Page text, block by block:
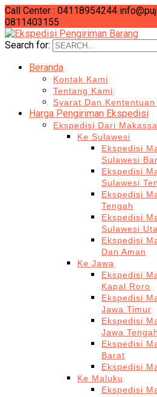
Call Center : 04118954244
0811403155
Search for:
Beranda
Kontak Kami
Tentang Kami
Syarat Dan
Harga Pengiriman Ekspedisi
Ekspedisi Dari
Ke Sulawesi
Ekspedisi
Sulawesi
Ekspedisi
Sulawesi
Ekspedisi
Tengah
Ekspedisi
Sulawesi
Ekspedisi
Dan Aman
Ke Jawa
Ekspedisi
Kapal Roro
Ekspedisi
Jawa Timur
Ekspedisi
Jawa Tengah
Ekspedisi
Barat
Ekspedisi
Ke Maluku
Ekspedisi